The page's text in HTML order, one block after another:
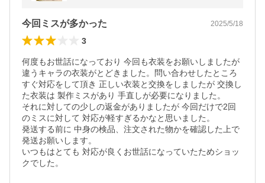
今回ミスが多かった 2025/5/18
3
何度もお世話になっており 今回も衣装をお願いしましたが
違うキャラの衣装がとどきました。問い合わせしたところ
すぐ対応をして頂き 正しい衣装と交換をしましたが 交換し
た衣装は 製作ミスがあり 手直しが必要になりました。
それに対しての少しの返金がありましたが 今回だけで2回
のミスに対して 対応が軽すぎるかなと思いました。
発送する前に 中身の検品、注文された物かを確認した上で
発送お願いします。
いつもはとても 対応が良くお世話になっていたためショッ
クでした。